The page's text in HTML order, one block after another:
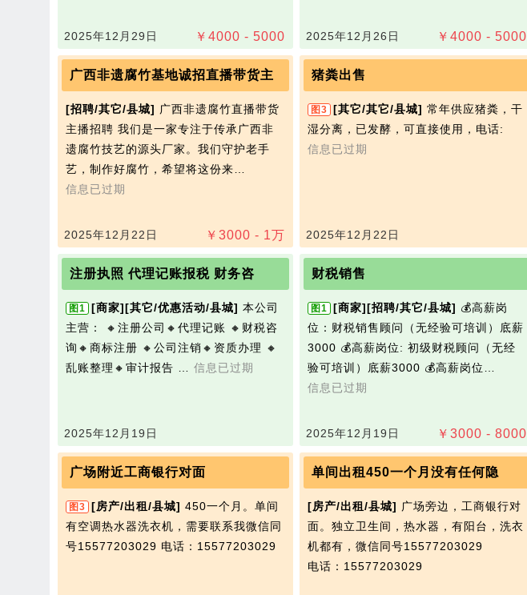
￥ 4000 - 5000
2025年12月29日 ￥ 4000 - 5000
2025年12月26日
广西非遗腐竹基地诚招直播带货主
[招聘/其它/县城] 广西非遗腐竹直播带货
主播招聘 我们是一家专注于传承广西非
遗腐竹技艺的源头厂家。我们守护老手
艺，制作好腐竹，希望将这份来…
信息已过期
￥ 3000 - 1万
2025年12月22日
猪粪出售
图3 [其它/其它/县城] 常年供应猪粪，干
湿分离，已发酵，可直接使用，电话:
信息已过期
2025年12月22日
注册执照 代理记账报税 财务咨
图1 [商家][其它/优惠活动/县城] 本公司
主营： 🔸注册公司🔸代理记账 🔸财税咨
询🔸商标注册 🔸公司注销🔸资质办理 🔸
乱账整理🔸审计报告 … 信息已过期
2025年12月19日
财税销售
图1 [商家][招聘/其它/县城] 💰‌高薪岗
位‌：财税销售顾问（无经验可培训）底薪
3000 💰高薪岗位: 初级财税顾问（无经
验可培训）底薪3000 💰高薪岗位…
信息已过期
￥ 3000 - 8000
2025年12月19日
广场附近工商银行对面
图3 [房产/出租/县城] 450一个月。单间
有空调热水器洗衣机，需要联系我微信同
号15577203029 电话：15577203029
单间出租450一个月没有任何隐
[房产/出租/县城] 广场旁边，工商银行对
面。独立卫生间，热水器，有阳台，洗衣
机都有，微信同号15577203029
电话：15577203029